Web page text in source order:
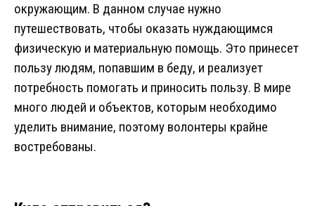
окружающим. В данном случае нужно
путешествовать, чтобы оказать нуждающимся
физическую и материальную помощь. Это принесет
пользу людям, попавшим в беду, и реализует
потребность помогать и приносить пользу. В мире
много людей и объектов, которым необходимо
уделить внимание, поэтому волонтеры крайне
востребованы.